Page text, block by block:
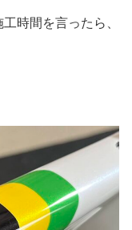
時間を言ったら、